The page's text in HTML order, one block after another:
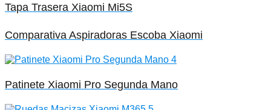
Tapa Trasera Xiaomi Mi5S
Comparativa Aspiradoras Escoba Xiaomi
Patinete Xiaomi Pro Segunda Mano